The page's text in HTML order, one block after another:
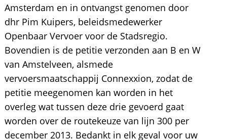
Amsterdam en in ontvangst genomen door
dhr Pim Kuipers, beleidsmedewerker
Openbaar Vervoer voor de Stadsregio.
Bovendien is de petitie verzonden aan B en W
van Amstelveen, alsmede
vervoersmaatschappij Connexxion, zodat de
petitie meegenomen kan worden in het
overleg wat tussen deze drie gevoerd gaat
worden over de routekeuze van lijn 300 per
december 2013. Bedankt in elk geval voor uw